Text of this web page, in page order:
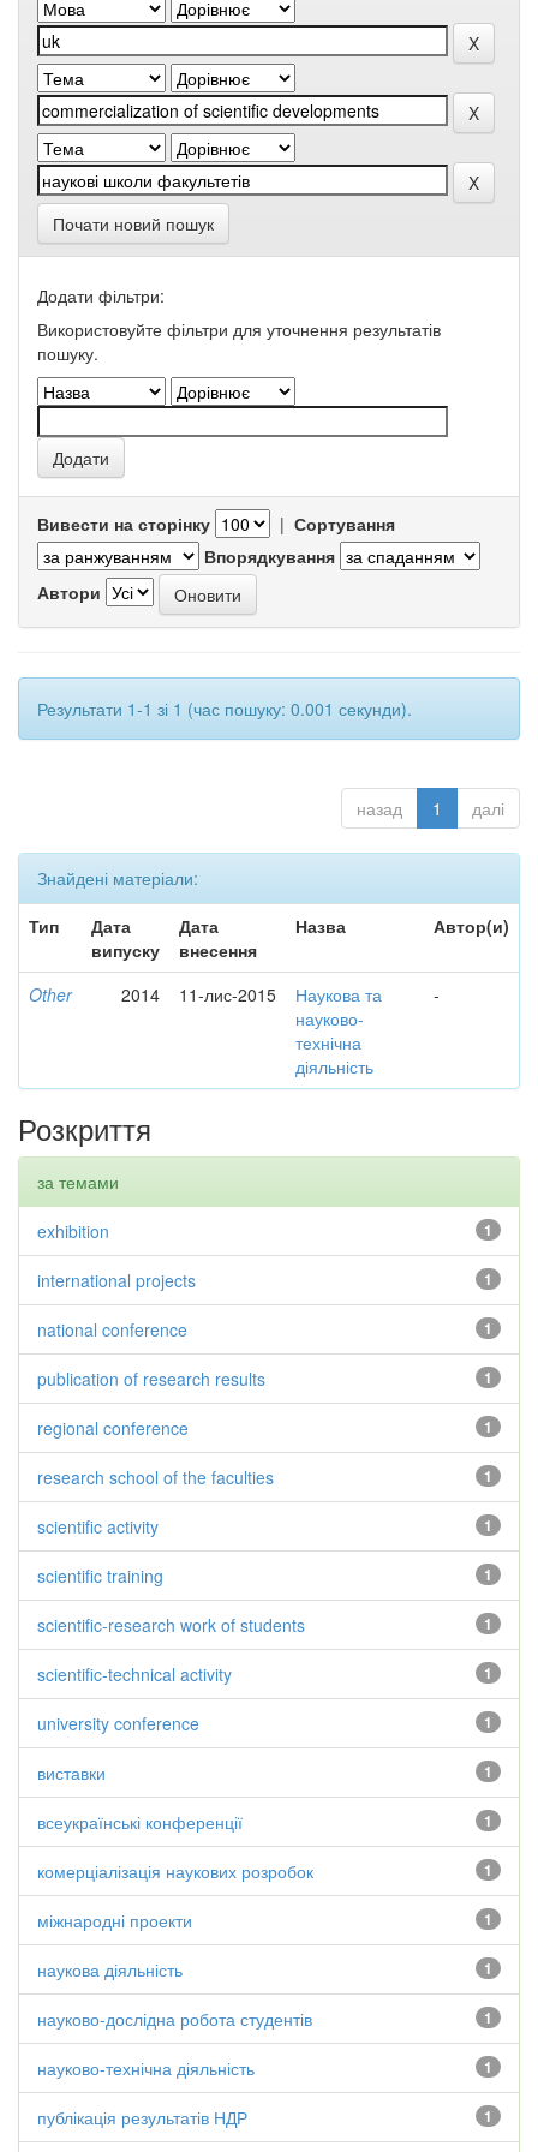
Почати новий пошук
Додати фільтри:
Використовуйте фільтри для уточнення результатів
пошуку.
Вивести на сторінку | Сортування
Впорядкування
Автори
Результати 1-1 зі 1 (час пошуку: 0.001 секунди).
назад 1 далі
Знайдені матеріали:
Тип
Дата
випуску
Дата
внесення
Назва Автор(и)
Other 2014 11-лис-2015
Наукова та
науково-
технічна
діяльність
-
Розкриття
за темами
1
exhibition
1
international projects
1
national conference
1
publication of research results
1
regional conference
1
research school of the faculties
1
scientific activity
1
scientific training
1
scientific-research work of students
1
scientific-technical activity
1
university conference
1
виставки
1
всеукраїнські конференції
1
комерціалізація наукових розробок
1
міжнародні проекти
1
наукова діяльність
1
науково-дослідна робота студентів
1
науково-технічна діяльність
1
публікація результатів НДР